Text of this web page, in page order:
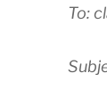
To: